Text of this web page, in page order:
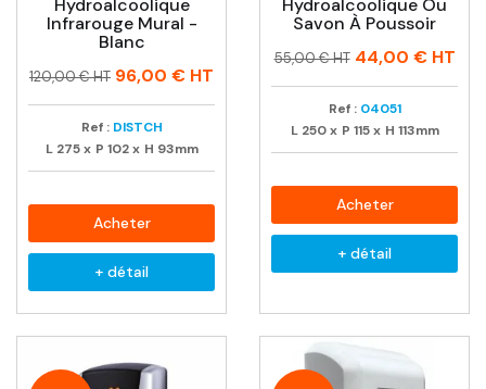
Hydroalcoolique
Infrarouge Mural -
Blanc
Prix
Prix
120,00 € HT 96,00 € HT
Ref : DISTCH
L 275 x P 102 x H 93mm
Acheter
+ détail
Hydroalcoolique Ou
Savon À Poussoir
Prix
Prix
55,00 € HT 44,00 €HT
Ref : 04051
L 250 x P 115 x H 113mm
Acheter
+ détail